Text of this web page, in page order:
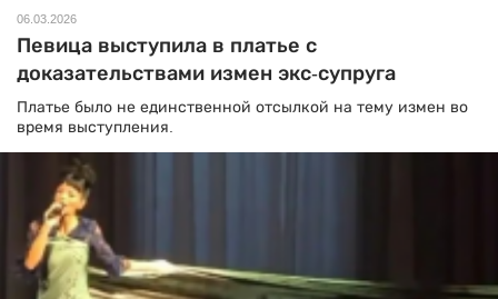
06.03.2026
Певица выступила в платье с
доказательствами измен экс-супруга
Платье было не единственной отсылкой на тему измен во
время выступления.